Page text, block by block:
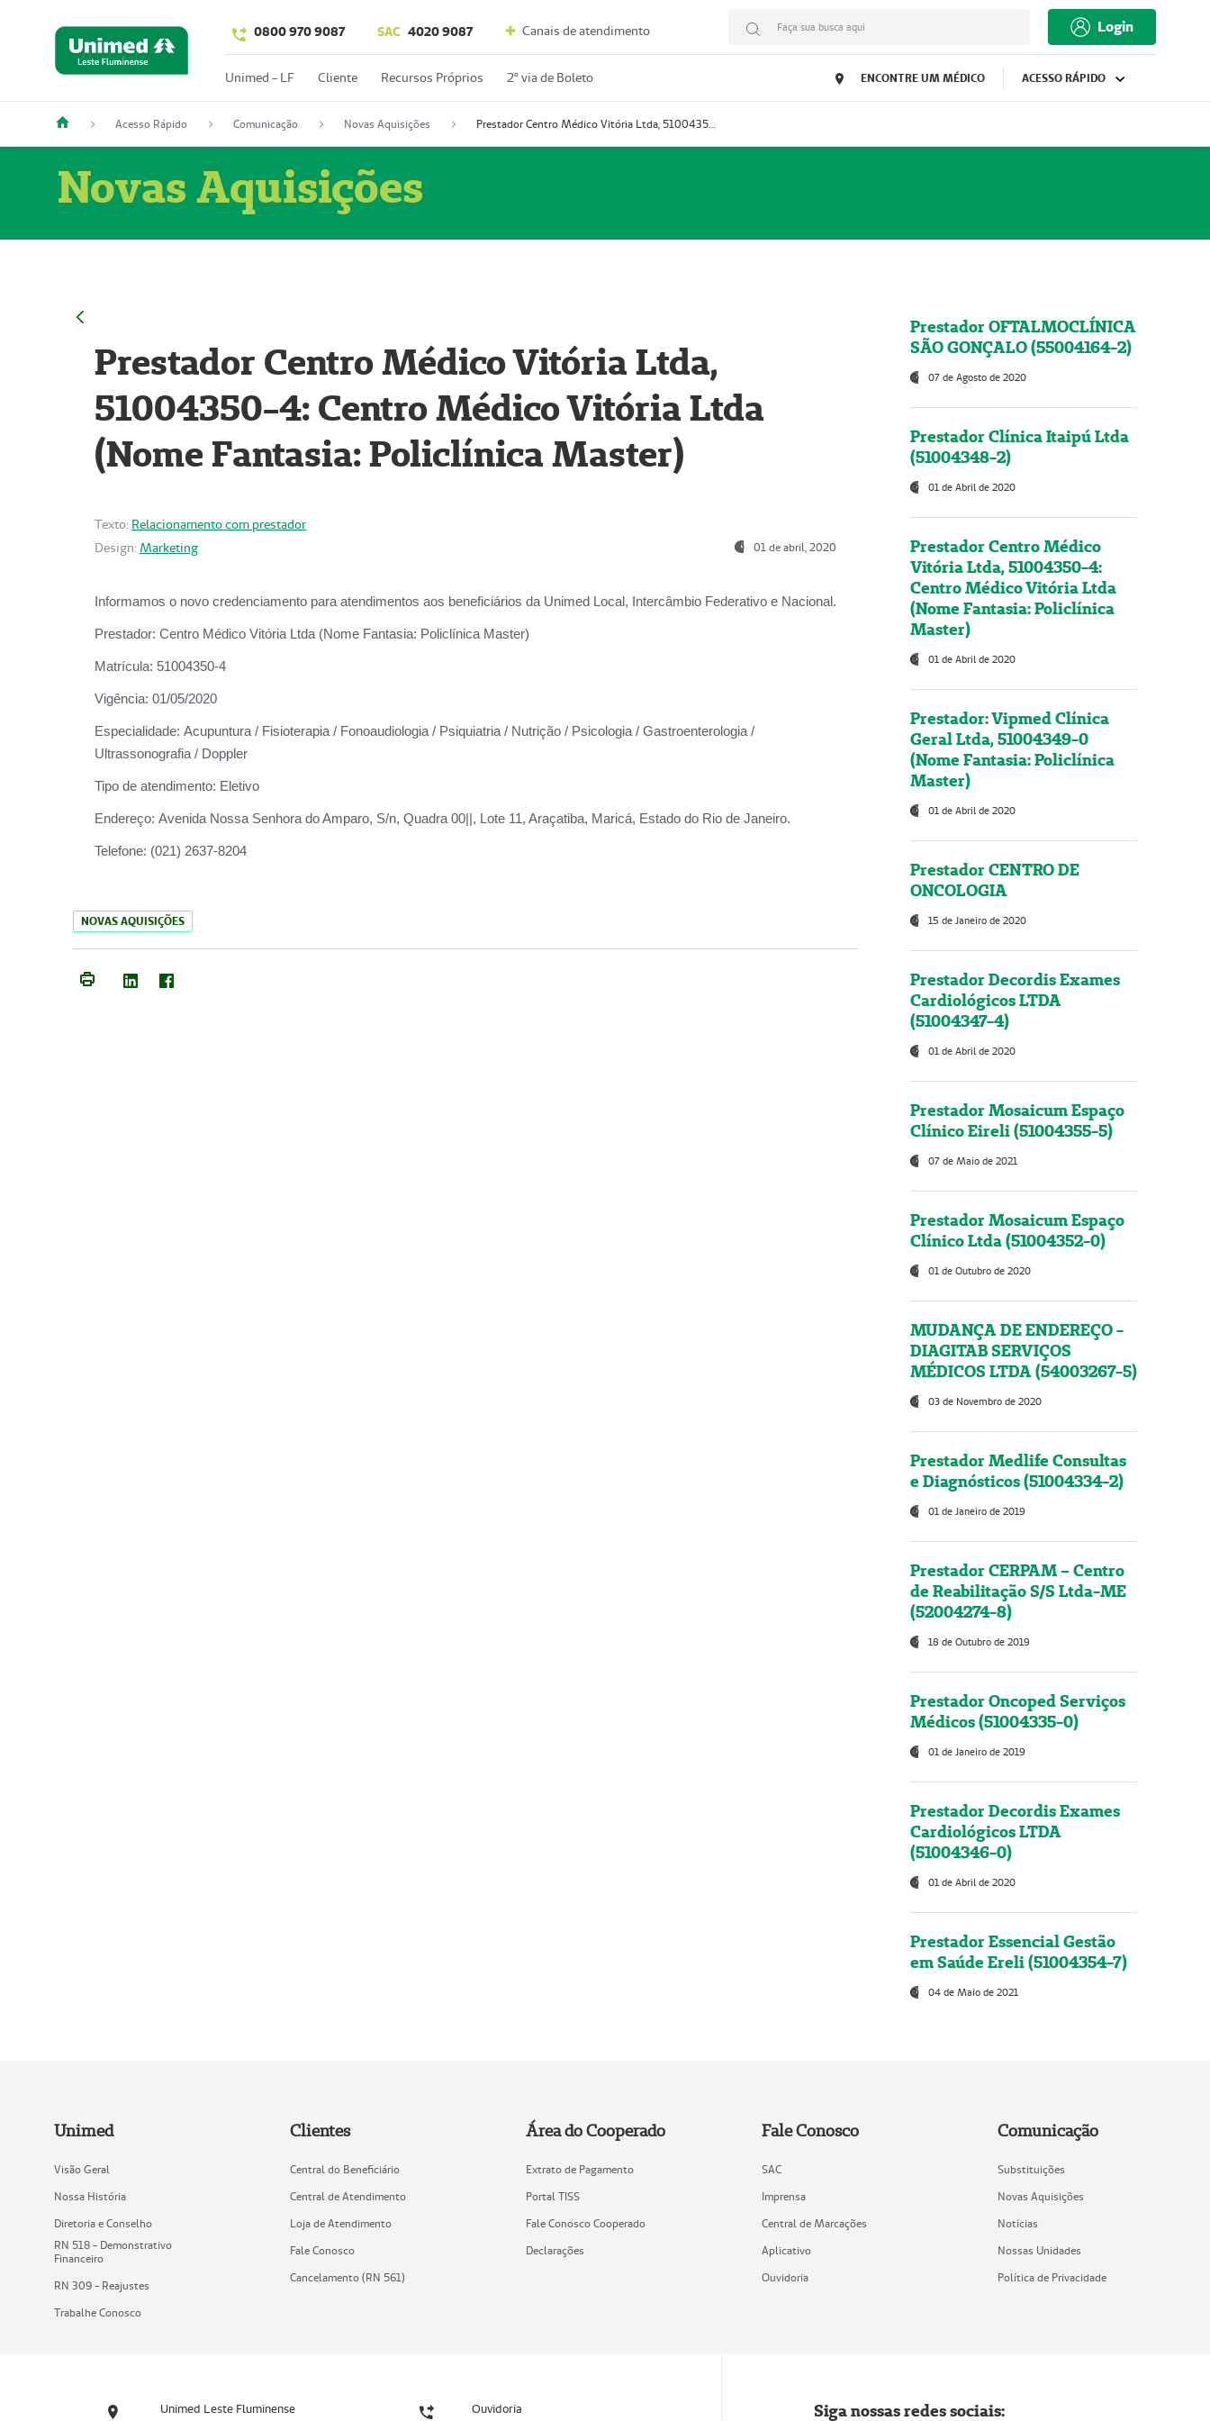
0800 970 9087 SAC 4020 9087 Canais de atendimento Faça sua busca aqui Login
Unimed - LF Cliente Recursos Próprios 2º via de Boleto ENCONTRE UM MÉDICO ACESSO RÁPIDO
Acesso Rápido Comunicação Novas Aquisições Prestador Centro Médico Vitória Ltda, 51004350-4: Centro Médico Vitória Ltda (Nome Fantasia: Policlínica Master)
Novas Aquisições
Prestador Centro Médico Vitória Ltda,
51004350-4: Centro Médico Vitória Ltda
(Nome Fantasia: Policlínica Master)
Texto: Relacionamento com prestador
Design: Marketing 01 de abril, 2020
Informamos o novo credenciamento para atendimentos aos beneficiários da Unimed Local, Intercâmbio Federativo e Nacional.
Prestador: Centro Médico Vitória Ltda (Nome Fantasia: Policlínica Master)
Matrícula: 51004350-4
Vigência: 01/05/2020
Especialidade: Acupuntura / Fisioterapia / Fonoaudiologia / Psiquiatria / Nutrição / Psicologia / Gastroenterologia /
Ultrassonografia / Doppler
Tipo de atendimento: Eletivo
Endereço: Avenida Nossa Senhora do Amparo, S/n, Quadra 00||, Lote 11, Araçatiba, Maricá, Estado do Rio de Janeiro.
Telefone: (021) 2637-8204
NOVAS AQUISIÇÕES
Prestador OFTALMOCLÍNICA
SÃO GONÇALO (55004164-2)
07 de Agosto de 2020
Prestador Clínica Itaipú Ltda
(51004348-2)
01 de Abril de 2020
Prestador Centro Médico
Vitória Ltda, 51004350-4:
Centro Médico Vitória Ltda
(Nome Fantasia: Policlínica
Master)
01 de Abril de 2020
Prestador: Vipmed Clínica
Geral Ltda, 51004349-0
(Nome Fantasia: Policlínica
Master)
01 de Abril de 2020
Prestador CENTRO DE
ONCOLOGIA
15 de Janeiro de 2020
Prestador Decordis Exames
Cardiológicos LTDA
(51004347-4)
01 de Abril de 2020
Prestador Mosaicum Espaço
Clínico Eireli (51004355-5)
07 de Maio de 2021
Prestador Mosaicum Espaço
Clínico Ltda (51004352-0)
01 de Outubro de 2020
MUDANÇA DE ENDEREÇO -
DIAGITAB SERVIÇOS
MÉDICOS LTDA (54003267-5)
03 de Novembro de 2020
Prestador Medlife Consultas
e Diagnósticos (51004334-2)
01 de Janeiro de 2019
Prestador CERPAM – Centro
de Reabilitação S/S Ltda-ME
(52004274-8)
18 de Outubro de 2019
Prestador Oncoped Serviços
Médicos (51004335-0)
01 de Janeiro de 2019
Prestador Decordis Exames
Cardiológicos LTDA
(51004346-0)
01 de Abril de 2020
Prestador Essencial Gestão
em Saúde Ereli (51004354-7)
04 de Maio de 2021
Unimed
Visão Geral
Nossa História
Diretoria e Conselho
RN 518 - Demonstrativo
Financeiro
RN 309 - Reajustes
Trabalhe Conosco
Clientes
Central do Beneficiário
Central de Atendimento
Loja de Atendimento
Fale Conosco
Cancelamento (RN 561)
Área do Cooperado
Extrato de Pagamento
Portal TISS
Fale Conosco Cooperado
Declarações
Fale Conosco
SAC
Imprensa
Central de Marcações
Aplicativo
Ouvidoria
Comunicação
Substituições
Novas Aquisições
Notícias
Nossas Unidades
Política de Privacidade
Unimed Leste Fluminense Ouvidoria Siga nossas redes sociais: